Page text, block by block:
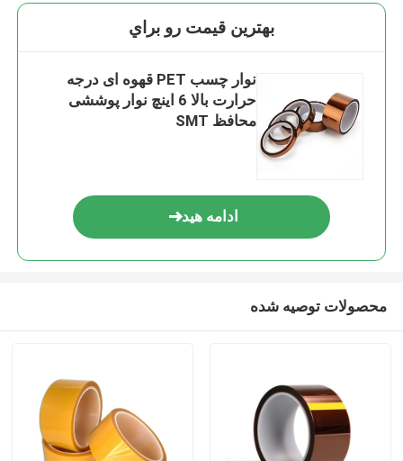
بهترين قيمت رو براي
نوار چسب PET قهوه ای درجه
حرارت بالا 6 اینچ نوار پوششی
محافظ SMT
ادامه هید
محصولات توصیه شده